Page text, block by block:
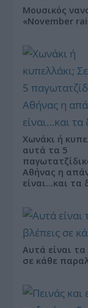
Μουσικός
«November
Χωνάκι ή
αυτά τα 5
Αθήνας η
είναι…και τα
Αυτά είναι
σε κάθε